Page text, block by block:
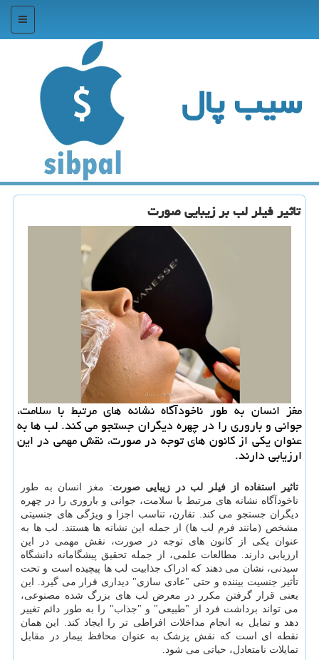
منو
سیب پال
تاثیر فیلر لب بر زیبایی صورت
مغز انسان به طور ناخودآگاه نشانه های مرتبط با سلامت،
جوانی و باروری را در چهره دیگران جستجو می کند. لب ها به
عنوان یکی از کانون های توجه در صورت، نقش مهمی در این
ارزیابی دارند.
تاثیر استفاده از فیلر لب در زیبایی صورت: مغز انسان به طور
ناخودآگاه نشانه های مرتبط با سلامت، جوانی و باروری را در چهره
دیگران جستجو می کند. تقارن، تناسب اجزا و ویژگی های جنسیتی
مشخص (مانند فرم لب ها) از جمله این نشانه ها هستند. لب ها به
عنوان یکی از کانون های توجه در صورت، نقش مهمی در این
ارزیابی دارند. مطالعات علمی، از جمله تحقیق پیشگامانه دانشگاه
سیدنی، نشان می دهند که ادراک جذابیت لب ها پیچیده است و تحت
تأثیر جنسیت بیننده و حتی "عادی سازی" دیداری قرار می گیرد. این
یعنی قرار گرفتن مکرر در معرض لب های بزرگ شده مصنوعی،
می تواند برداشت فرد از "طبیعی" و "جذاب" را به طور دائم تغییر
دهد و تمایل به انجام مداخلات افراطی تر را ایجاد کند. این همان
نقطه ای است که نقش پزشک به عنوان محافظ بیمار در مقابل
تمایلات نامتعادل، حیاتی می شود.